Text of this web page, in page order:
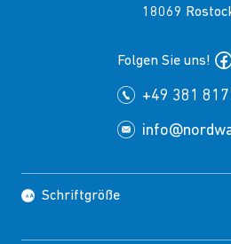
+49 381
18069
Folgen Sie uns!
Schriftgröße